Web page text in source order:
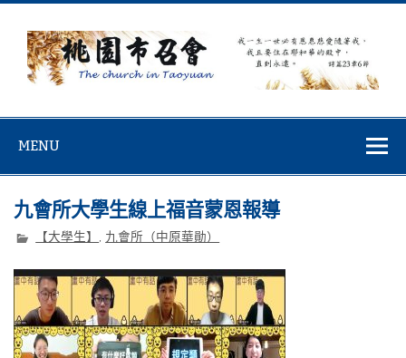
Skip
content
MENU
九會所大學生線上福音蒙恩報導
【大學生】 , 九會所（中原華勛）